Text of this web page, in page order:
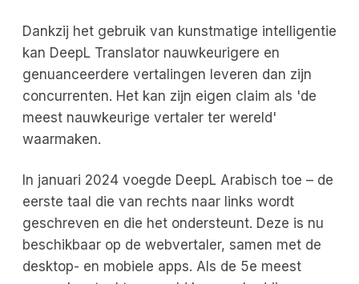
Dankzij het gebruik van kunstmatige intelligentie
kan DeepL Translator nauwkeurigere en
genuanceerdere vertalingen leveren dan zijn
concurrenten. Het kan zijn eigen claim als 'de
meest nauwkeurige vertaler ter wereld'
waarmaken.
In januari 2024 voegde DeepL Arabisch toe – de
eerste taal die van rechts naar links wordt
geschreven en die het ondersteunt. Deze is nu
beschikbaar op de webvertaler, samen met de
desktop- en mobiele apps. Als de 5e meest